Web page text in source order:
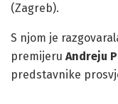
(Zagreb).
S njom je
premijeru Andreju
predstavnike